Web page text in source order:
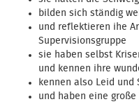
bilden sich ständig
und reflektieren ihe
Supervisionsgruppe
sie haben selbst
und kennen ihre
kennen also Leid und
und haben eine